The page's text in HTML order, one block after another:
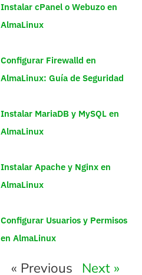
Instalar cPanel o Webuzo en
AlmaLinux
Configurar Firewalld en
AlmaLinux: Guía de Seguridad
Instalar MariaDB y MySQL en
AlmaLinux
Instalar Apache y Nginx en
AlmaLinux
Configurar Usuarios y Permisos
en AlmaLinux
« Previous Next »